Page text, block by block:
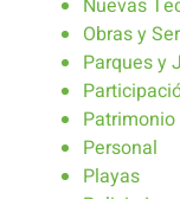
Obras y
Parques y
Personal
Playas